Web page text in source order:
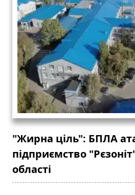
"Жирна ціль": БПЛА
підприємство
області